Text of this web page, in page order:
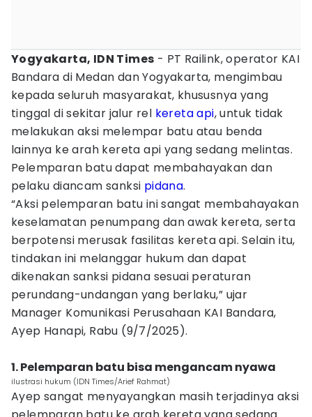
Yogyakarta, IDN Times - PT Railink, operator KAI
Bandara di Medan dan Yogyakarta, mengimbau
kepada seluruh masyarakat, khususnya yang
tinggal di sekitar jalur rel kereta api, untuk tidak
melakukan aksi melempar batu atau benda
lainnya ke arah kereta api yang sedang melintas.
Pelemparan batu dapat membahayakan dan
pelaku diancam sanksi pidana.
“Aksi pelemparan batu ini sangat membahayakan
keselamatan penumpang dan awak kereta, serta
berpotensi merusak fasilitas kereta api. Selain itu,
tindakan ini melanggar hukum dan dapat
dikenakan sanksi pidana sesuai peraturan
perundang-undangan yang berlaku,” ujar
Manager Komunikasi Perusahaan KAI Bandara,
Ayep Hanapi, Rabu (9/7/2025).
1. Pelemparan batu bisa mengancam nyawa
ilustrasi hukum (IDN Times/Arief Rahmat)
Ayep sangat menyayangkan masih terjadinya aksi